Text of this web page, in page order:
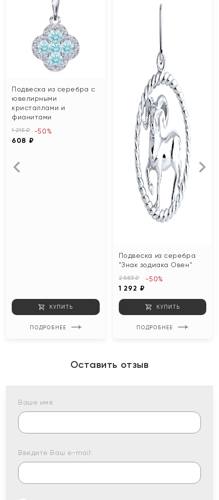
Подвеска из серебра с
ювелирными
кристаллами и
фианитами
1 215 ₽
608 ₽
-50%
КУПИТЬ
ПОДРОБНЕЕ
Подвеска из серебра
"Знак зодиака Овен"
2 583 ₽
1 292 ₽
-50%
КУПИТЬ
ПОДРОБНЕЕ
Оставить отзыв
Ваше имя:
Введите Ваш e-mail: